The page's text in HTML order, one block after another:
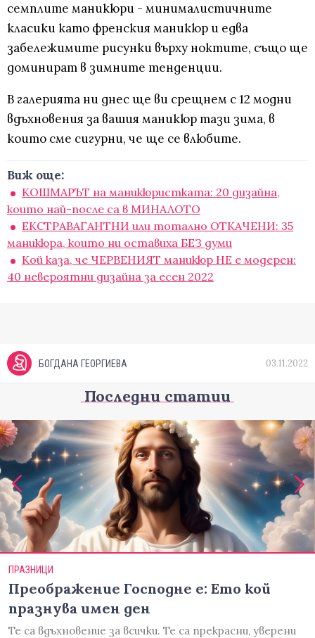
семплите маникюри - минималистичните
класики като френския маникюр и едва
забележимите рисунки върху ноктите, също ще
доминират в зимните тенденции.
В галерията ни днес ще ви срещнем с 12 модни
вдъхновения за вашия маникюр тази зима, в
които сме сигурни, че ще се влюбите.
Виж още:
КОШМАРЪТ на маникюристката: 20 дизайна,
които най-после са в МИНАЛОТО
ЕКСТРАВАГАНТНИ или тотално ОТКАЧЕНИ: 35
маникюра, които ни оставиха БЕЗ думи
Кой каза, че ЧЕРВЕНИЯТ маникюр НЕ е модерен:
40 невероятни дизайна за есен 2022
БОГДАНА ГЕОРГИЕВА 03.11.2022
Последни статии
ПРАЗНИЦИ
Преображение Господне е: Ето кой
празнува имен ден
Те са вдъхновение за всички. Те са прекрасни, уверени